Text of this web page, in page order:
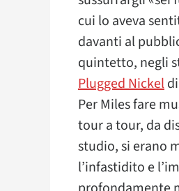
cui lo aveva
davanti al
quintetto, negli
Plugged Nickel
Per Miles fare
tour a tour, da
studio, si erano
l’infastidito e